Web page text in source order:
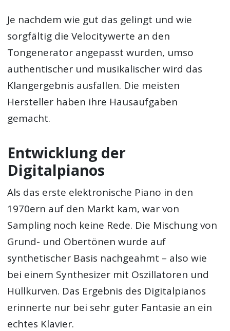
Je nachdem wie gut das gelingt und wie
sorgfältig die Velocitywerte an den
Tongenerator angepasst wurden, umso
authentischer und musikalischer wird das
Klangergebnis ausfallen. Die meisten
Hersteller haben ihre Hausaufgaben
gemacht.
Entwicklung der
Digitalpianos
Als das erste elektronische Piano in den
1970ern auf den Markt kam, war von
Sampling noch keine Rede. Die Mischung von
Grund- und Obertönen wurde auf
synthetischer Basis nachgeahmt – also wie
bei einem Synthesizer mit Oszillatoren und
Hüllkurven. Das Ergebnis des Digitalpianos
erinnerte nur bei sehr guter Fantasie an ein
echtes Klavier.